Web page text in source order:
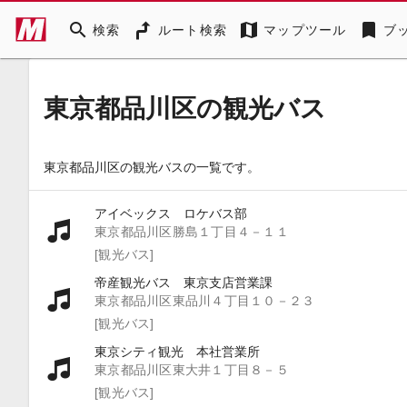
search 検索 ルート検索 map マップツール bookmark ブ
東京都品川区の観光バス
東京都品川区の観光バスの一覧です。
アイベックス ロケバス部
東京都品川区勝島１丁目４－１１
[観光バス]
帝産観光バス 東京支店営業課
東京都品川区東品川４丁目１０－２３
[観光バス]
東京シティ観光 本社営業所
東京都品川区東大井１丁目８－５
[観光バス]